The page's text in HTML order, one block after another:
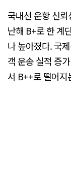
국내선 운항 신
난해 B+로 한 계
나 높아졌다. 국
객 운송 실적 증
서 B++로 떨어지